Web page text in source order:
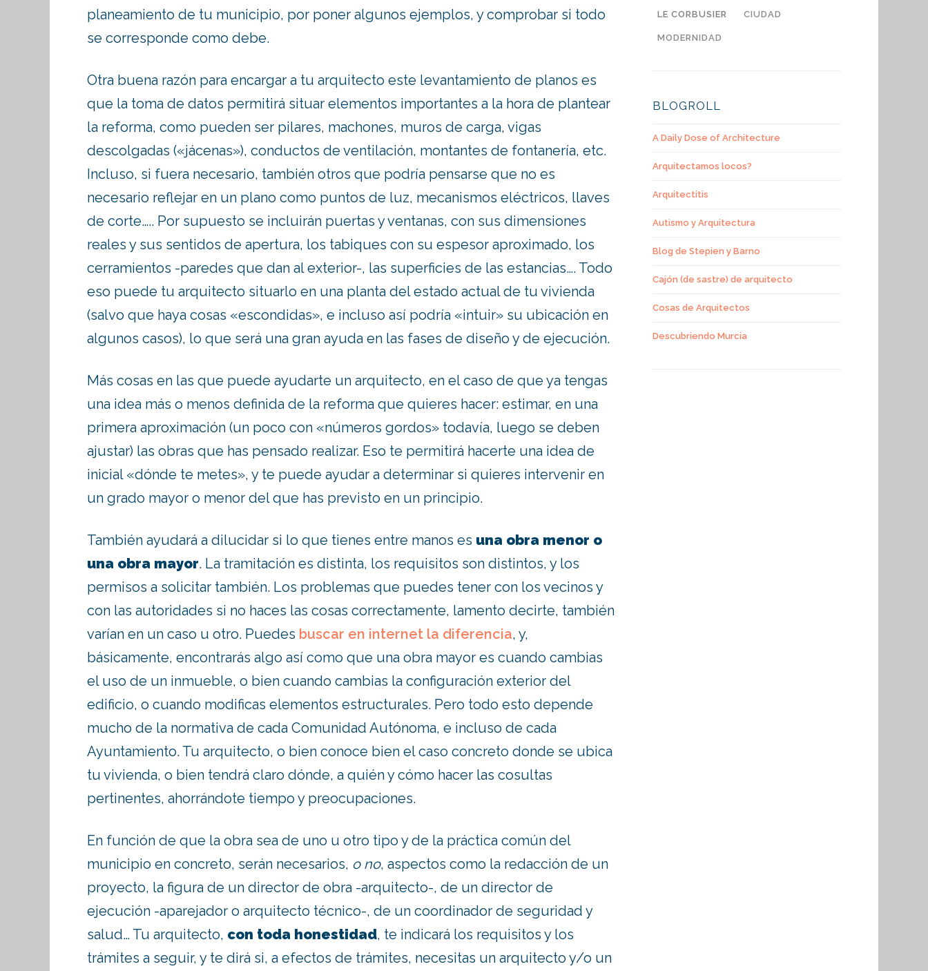
planeamiento de tu municipio, por poner algunos ejemplos, y comprobar si todo
se corresponde como debe.
Otra buena razón para encargar a tu arquitecto este levantamiento de planos es
que la toma de datos permitirá situar elementos importantes a la hora de plantear
la reforma, como pueden ser pilares, machones, muros de carga, vigas
descolgadas («jácenas»), conductos de ventilación, montantes de fontanería, etc.
Incluso, si fuera necesario, también otros que podría pensarse que no es
necesario reflejar en un plano como puntos de luz, mecanismos eléctricos, llaves
de corte….. Por supuesto se incluirán puertas y ventanas, con sus dimensiones
reales y sus sentidos de apertura, los tabiques con su espesor aproximado, los
cerramientos -paredes que dan al exterior-, las superficies de las estancias…. Todo
eso puede tu arquitecto situarlo en una planta del estado actual de tu vivienda
(salvo que haya cosas «escondidas», e incluso así podría «intuir» su ubicación en
algunos casos), lo que será una gran ayuda en las fases de diseño y de ejecución.
Más cosas en las que puede ayudarte un arquitecto, en el caso de que ya tengas
una idea más o menos definida de la reforma que quieres hacer: estimar, en una
primera aproximación (un poco con «números gordos» todavía, luego se deben
ajustar) las obras que has pensado realizar. Eso te permitirá hacerte una idea de
inicial «dónde te metes», y te puede ayudar a determinar si quieres intervenir en
un grado mayor o menor del que has previsto en un principio.
También ayudará a dilucidar si lo que tienes entre manos es una obra menor o
una obra mayor. La tramitación es distinta, los requisitos son distintos, y los
permisos a solicitar también. Los problemas que puedes tener con los vecinos y
con las autoridades si no haces las cosas correctamente, lamento decirte, también
varían en un caso u otro. Puedes buscar en internet la diferencia, y,
básicamente, encontrarás algo así como que una obra mayor es cuando cambias
el uso de un inmueble, o bien cuando cambias la configuración exterior del
edificio, o cuando modificas elementos estructurales. Pero todo esto depende
mucho de la normativa de cada Comunidad Autónoma, e incluso de cada
Ayuntamiento. Tu arquitecto, o bien conoce bien el caso concreto donde se ubica
tu vivienda, o bien tendrá claro dónde, a quién y cómo hacer las cosultas
pertinentes, ahorrándote tiempo y preocupaciones.
En función de que la obra sea de uno u otro tipo y de la práctica común del
municipio en concreto, serán necesarios, o no, aspectos como la redacción de un
proyecto, la figura de un director de obra -arquitecto-, de un director de
ejecución -aparejador o arquitecto técnico-, de un coordinador de seguridad y
salud… Tu arquitecto, con toda honestidad, te indicará los requisitos y los
trámites a seguir, y te dirá si, a efectos de trámites, necesitas un arquitecto y/o un
LE CORBUSIER CIUDAD
MODERNIDAD
BLOGROLL
A Daily Dose of Architecture
Arquitectamos locos?
Arquitectitis
Autismo y Arquitectura
Blog de Stepien y Barno
Cajón (de sastre) de arquitecto
Cosas de Arquitectos
Descubriendo Murcia